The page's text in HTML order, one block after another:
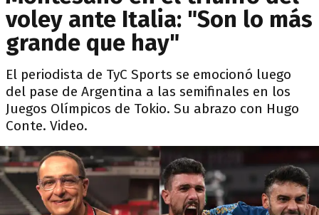
voley ante Italia: "Son lo más
grande que hay"
El periodista de TyC Sports se emocionó luego
del pase de Argentina a las semifinales en los
Juegos Olímpicos de Tokio. Su abrazo con Hugo
Conte. Video.